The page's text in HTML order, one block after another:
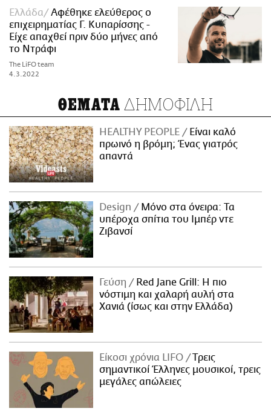
Ελλάδα
Αφέθηκε ελεύθερος ο
επιχειρηματίας Γ. Κυπαρίσσης -
Είχε απαχθεί πριν δύο μήνες από
το Ντράφι
The LiFO team
4.3.2022
ΘΕΜΑΤΑ ΔΗΜΟΦΙΛΗ
HEALTHY PEOPLE
Είναι καλό
πρωινό η βρόμη; Ένας γιατρός
απαντά
Design
Μόνο στα όνειρα: Τα
υπέροχα σπίτια του Ιμπέρ ντε
Ζιβανσί
Γεύση
Red Jane Grill: Η πιο
νόστιμη και χαλαρή αυλή στα
Χανιά (ίσως και στην Ελλάδα)
Είκοσι χρόνια LIFO
Tρεις
σημαντικοί Έλληνες μουσικοί, τρεις
μεγάλες απώλειες